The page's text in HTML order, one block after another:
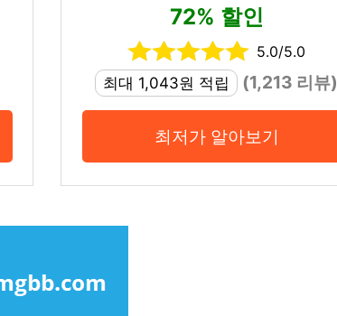
72% 할인
5.0/5.0
최대 1,043원 적립
(1,213 리뷰)
최저가 알아보기